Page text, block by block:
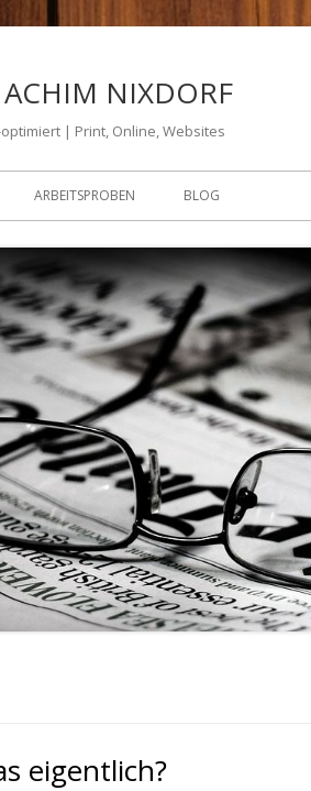
ACHIM NIXDORF
| Print, Online, Websites
ARBEITSPROBEN BLOG
eigentlich?